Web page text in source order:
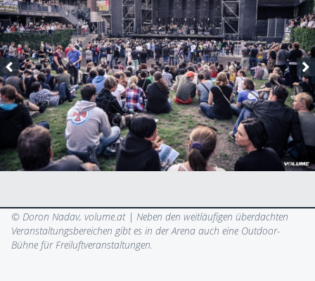
© Doron Nadav, volume.at | Neben den weitläufigen überdachten
Veranstaltungsbereichen gibt es in der Arena auch eine Outdoor-
Bühne für Freiluftveranstaltungen.